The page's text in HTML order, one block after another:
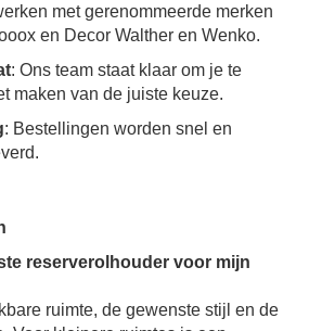
met gerenommeerde merken
en Decor Walther en Wenko.
: Ons team staat klaar om je te
maken van de juiste keuze.
: Bestellingen worden snel en
reserverolhouder voor mijn
ruimte, de gewenste stijl en de